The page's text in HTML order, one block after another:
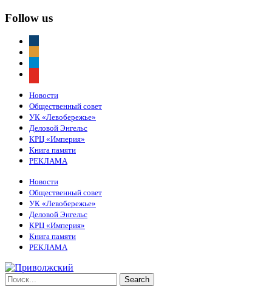
Follow us
Новости
Общественный совет
УК «Левобережье»
Деловой Энгельс
КРЦ «Империя»
Книга памяти
РЕКЛАМА
Новости
Общественный совет
УК «Левобережье»
Деловой Энгельс
КРЦ «Империя»
Книга памяти
РЕКЛАМА